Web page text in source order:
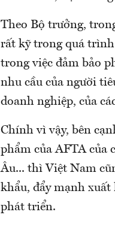
Theo Bộ trưởng,
rất kỹ trong quá trình
trong việc đảm bảo
nhu cầu của người
doanh nghiệp, của
Chính vì vậy, bên
phẩm của AFTA của
Âu... thì Việt Nam
khẩu, đẩy mạnh
phát triển.